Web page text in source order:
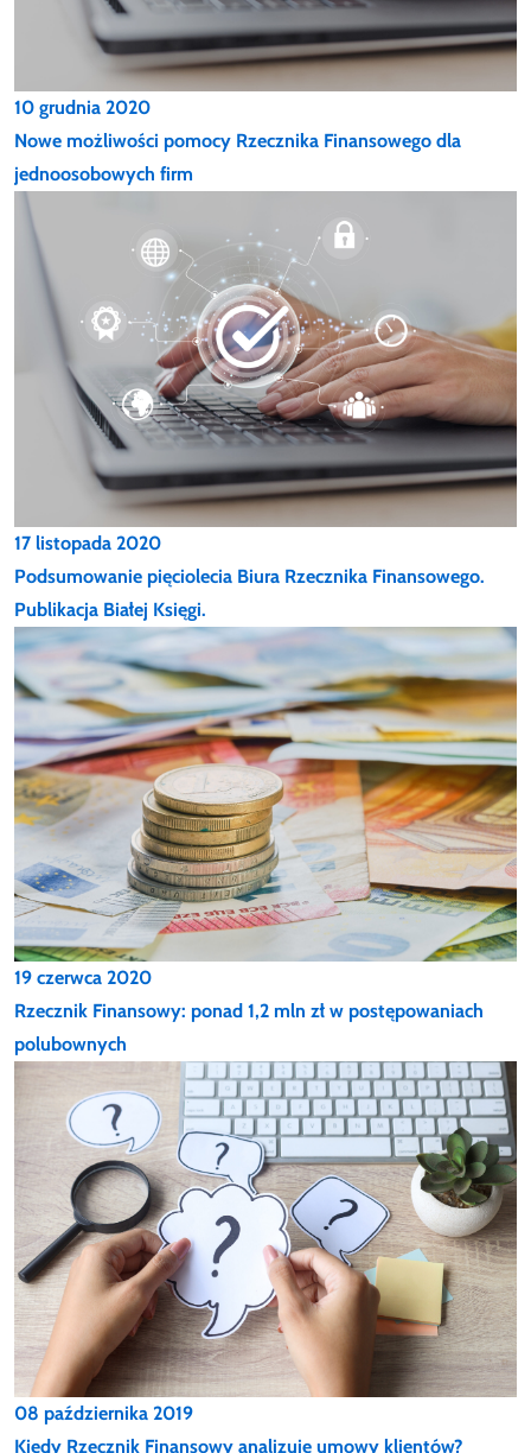
10 grudnia 2020
Nowe możliwości pomocy Rzecznika Finansowego dla
jednoosobowych firm
17 listopada 2020
Podsumowanie pięciolecia Biura Rzecznika Finansowego.
Publikacja Białej Księgi.
19 czerwca 2020
Rzecznik Finansowy: ponad 1,2 mln zł w postępowaniach
polubownych
08 października 2019
Kiedy Rzecznik Finansowy analizuje umowy klientów?